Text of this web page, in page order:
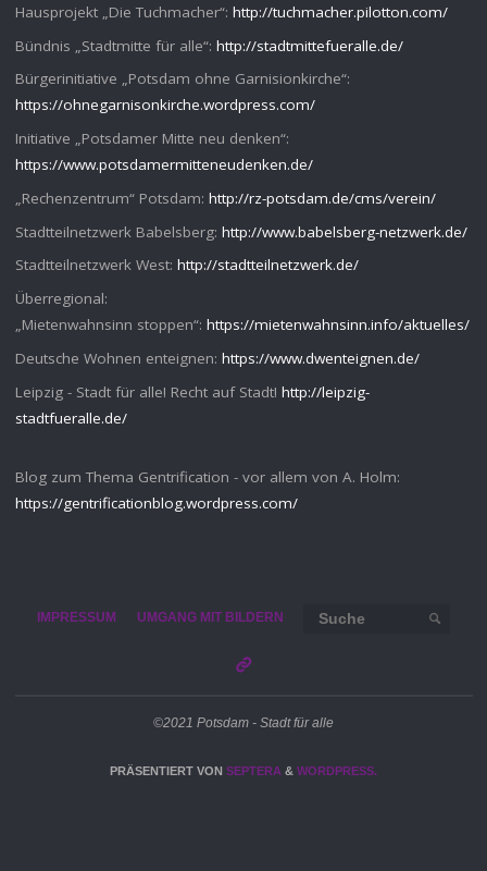
Hausprojekt „Die Tuchmacher“: http://tuchmacher.pilotton.com/
Bündnis „Stadtmitte für alle“: http://stadtmittefueralle.de/
Bürgerinitiative „Potsdam ohne Garnisionkirche“:
https://ohnegarnisonkirche.wordpress.com/
Initiative „Potsdamer Mitte neu denken“:
https://www.potsdamermitteneudenken.de/
„Rechenzentrum“ Potsdam: http://rz-potsdam.de/cms/verein/
Stadtteilnetzwerk Babelsberg: http://www.babelsberg-netzwerk.de/
Stadtteilnetzwerk West: http://stadtteilnetzwerk.de/
Überregional:
„Mietenwahnsinn stoppen“: https://mietenwahnsinn.info/aktuelles/
Deutsche Wohnen enteignen: https://www.dwenteignen.de/
Leipzig - Stadt für alle! Recht auf Stadt! http://leipzig-
stadtfueralle.de/
Blog zum Thema Gentrification - vor allem von A. Holm:
https://gentrificationblog.wordpress.com/
IMPRESSUM UMGANG MIT BILDERN SUCHE
©2021 Potsdam - Stadt für alle
PRÄSENTIERT VON SEPTERA & WORDPRESS.